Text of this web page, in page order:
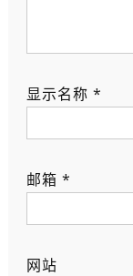
显示名称 *
邮箱 *
网站